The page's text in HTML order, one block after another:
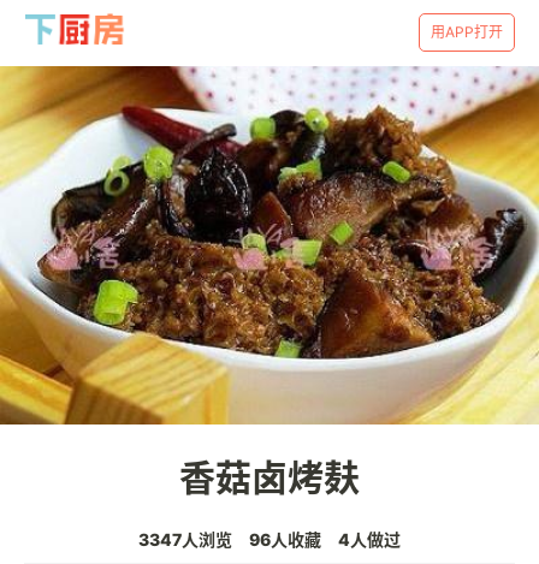
用APP打开
香菇卤烤麸
3347人浏览 96人收藏 4人做过